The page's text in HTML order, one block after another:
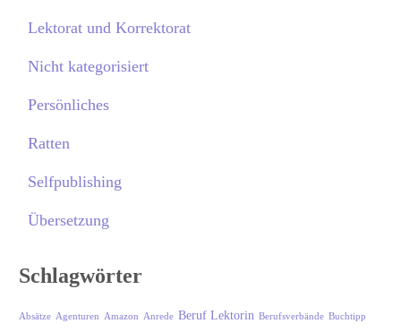
Lektorat und Korrektorat
Nicht kategorisiert
Persönliches
Ratten
Selfpublishing
Übersetzung
Schlagwörter
Absätze Agenturen Amazon Anrede Beruf Lektorin Berufsverbände Buchtipp